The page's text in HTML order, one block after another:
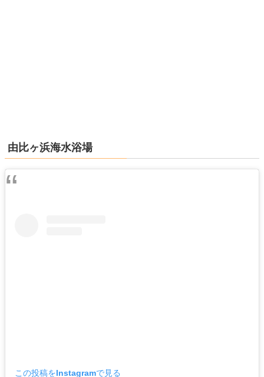
由比ヶ浜海水浴場
この投稿をInstagramで見る